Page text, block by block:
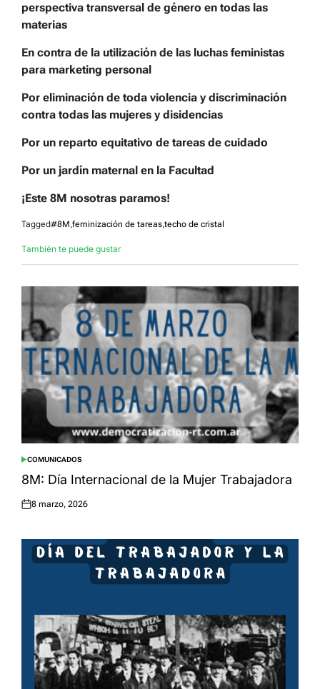
perspectiva transversal de género en todas las
materias
En contra de la utilización de las luchas feministas
para marketing personal
Por eliminación de toda violencia y discriminación
contra todas las mujeres y disidencias
Por un reparto equitativo de tareas de cuidado
Por un jardín maternal en la Facultad
¡Este 8M nosotras paramos!
Tagged#8M,feminización de tareas,techo de cristal
También te puede gustar
POSTED
IN
COMUNICADOS
8M: Día Internacional de la Mujer Trabajadora
Posted
8 marzo, 2026